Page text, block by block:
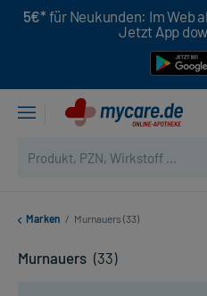
5€* für Neukunden: Im Web
Jetzt App
Marken / Murnauers (33)
Murnauers (33)